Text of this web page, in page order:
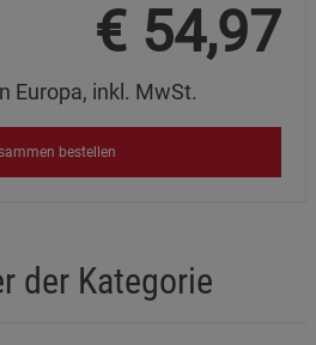
€ 54,97
Europa, inkl. MwSt.
bestellen
der Kategorie